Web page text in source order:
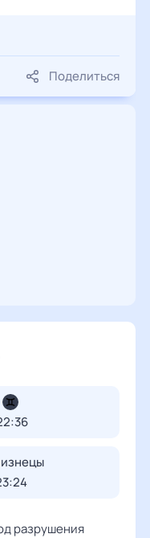
Поделиться
разрушения